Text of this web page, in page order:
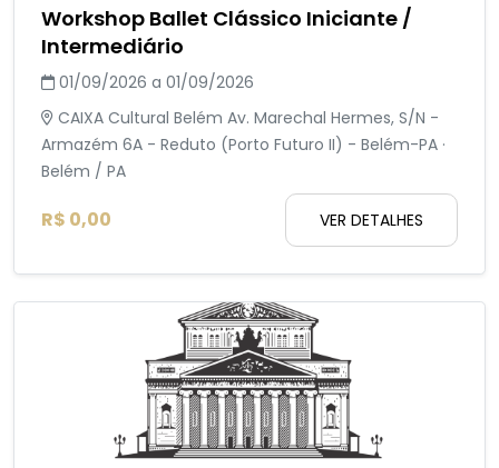
Workshop Ballet Clássico Iniciante /
Intermediário
01/09/2026 a 01/09/2026
CAIXA Cultural Belém Av. Marechal Hermes, S/N -
Armazém 6A - Reduto (Porto Futuro II) - Belém-PA ·
Belém / PA
R$ 0,00 VER DETALHES